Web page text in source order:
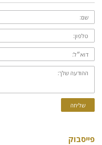
שם:
טלפון:
דוא״ל:
ההודעה
שלך:
שליחה
פייסבוק